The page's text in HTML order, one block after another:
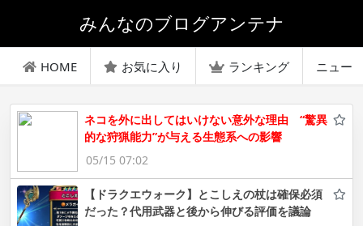
みんなのブログアンテナ
HOME お気に入り ランキング ニュー
ネコを外に出してはいけない意外な理由 “驚異
的な狩猟能力”が与える生態系への影響
05/15 07:02
【ドラクエウォーク】とこしえの杖は確保必須
だった？代用武器と後から伸びる評価を議論